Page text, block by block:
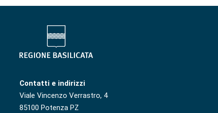
Contatti e indirizzi
Viale Vincenzo Verrastro, 4
85100 Potenza PZ